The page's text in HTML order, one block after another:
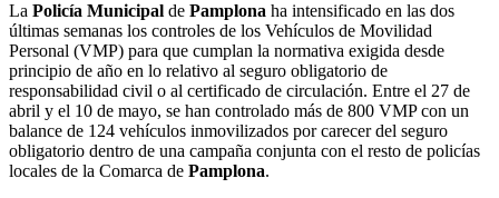
La Policía Municipal de Pamplona ha intensificado en las dos
últimas semanas los controles de los Vehículos de Movilidad
Personal (VMP) para que cumplan la normativa exigida desde
principio de año en lo relativo al seguro obligatorio de
responsabilidad civil o al certificado de circulación. Entre el 27 de
abril y el 10 de mayo, se han controlado más de 800 VMP con un
balance de 124 vehículos inmovilizados por carecer del seguro
obligatorio dentro de una campaña conjunta con el resto de policías
locales de la Comarca de Pamplona.